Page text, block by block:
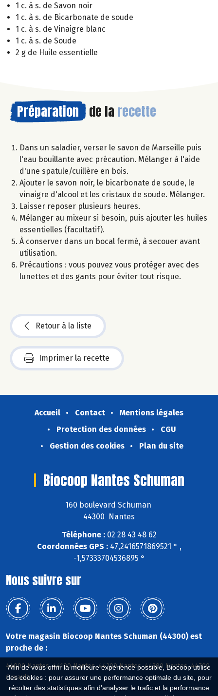
Afin de vous offrir la meilleure expérience possible, Biocoop utilise
des cookies : pour assurer une performance optimale du site, pour
récolter des statistiques afin d'analyser le trafic et la performance
1 c. à s. de Savon noir
1 c. à s. de Bicarbonate de soude
1 c. à s. de Vinaigre blanc
1 c. à s. de Soude
2 g de Huile essentielle
Préparation de la recette
Dans un saladier, verser le savon de Marseille puis
l'eau bouillante avec précaution. Mélanger à l'aide
d'une spatule/cuillère en bois.
Ajouter le savon noir, le bicarbonate de soude, le
vinaigre d'alcool et les cristaux de soude. Mélanger.
Laisser reposer plusieurs heures.
Mélanger au mixeur si besoin, puis ajouter les huiles
essentielles (facultatif).
À conserver dans un bocal fermé, à secouer avant
utilisation.
Précautions : vous pouvez vous protéger avec des
lunettes et des gants pour éviter tout risque.
Retour à la liste
Imprimer la recette
Accueil Contact
Mentions légales
Protection des données
CGU
Gestion des cookies
Plan du site
Biocoop Nantes Schuman
160 boulevard Schuman
44300 Nantes
Téléphone :02 28 43 48 62
Coordonnées GPS :47,2416571869521 ° ,
-1,57333704536895 °
Nous suivre sur
Votre magasin Biocoop Nantes Schuman (44300) est
proche de :
44000 Nantes, 44100 Nantes, 44200 Nantes, 44300 Nantes, 44700
Orvault